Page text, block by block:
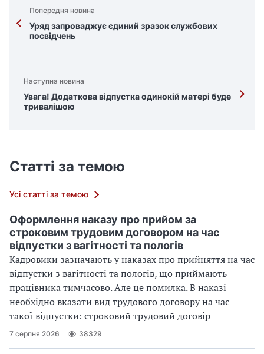
Попередня новина
Уряд запроваджує єдиний зразок службових
посвідчень
Наступна новина
Увага! Додаткова відпустка одинокій матері буде
тривалішою
Статті за темою
Усі статті за темою
Оформлення наказу про прийом за
строковим трудовим договором на час
відпустки з вагітності та пологів
Кадровики зазначають у наказах про прийняття на час
відпустки з вагітності та пологів, що приймають
працівника тимчасово. Але це помилка. В наказі
необхідно вказати вид трудового договору на час
такої відпустки: строковий трудовий договір
7 серпня 2026 38329